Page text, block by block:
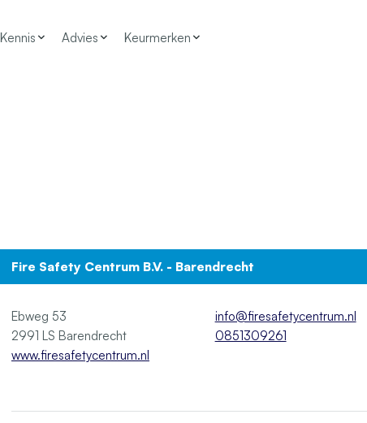
Kennis Advies Keurmerken
Fire Safety Centrum B.V. - Barendrecht
Ebweg 53
2991 LS Barendrecht
www.firesafetycentrum.nl
info@firesafetycentrum.nl
0851309261